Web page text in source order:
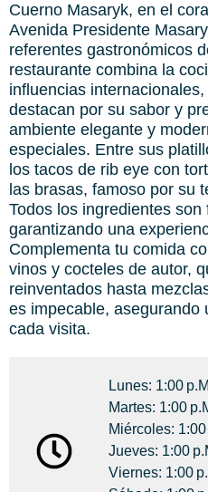
Cuerno Masaryk, en el
Avenida Presidente
referentes gastronómicos
restaurante combina la
influencias
destacan por su sabor y
ambiente elegante y
especiales. Entre sus
los tacos de rib eye con
las brasas, famoso por su
Todos los ingredientes
garantizando una
Complementa tu comida
vinos y cocteles de autor,
reinventados hasta
es impecable, asegurando
cada visita.
Lunes: 1:00
Martes: 1:00
Miércoles: 1:00
Jueves: 1:00
Viernes: 1:00